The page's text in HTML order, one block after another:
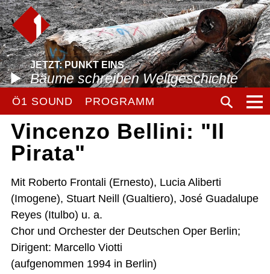
JETZT: PUNKT EINS
Bäume schreiben Weltgeschichte
Ö1 SOUND PROGRAMM
Vincenzo Bellini: "Il
Pirata"
Mit Roberto Frontali (Ernesto), Lucia Aliberti
(Imogene), Stuart Neill (Gualtiero), José Guadalupe
Reyes (Itulbo) u. a.
Chor und Orchester der Deutschen Oper Berlin;
Dirigent: Marcello Viotti
(aufgenommen 1994 in Berlin)